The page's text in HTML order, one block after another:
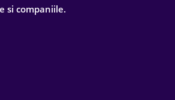
si companiile.